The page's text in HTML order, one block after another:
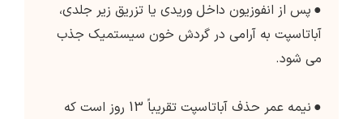
● پس از انفوزیون داخل وریدی یا تزریق زیر جلدی،
آباتاسپت به آرامی در گردش خون سیستمیک جذب
می شود.
●
نیمه عمر حذف آباتاسپت تقریباً 13 روز است که